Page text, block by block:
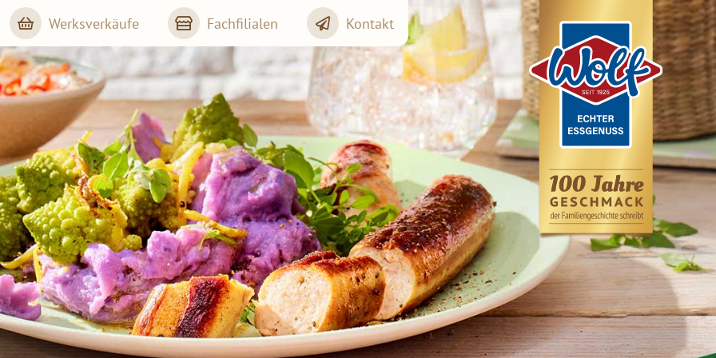
Werksverkäufe Fachfilialen Kontakt